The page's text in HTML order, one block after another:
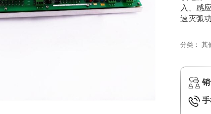
入、感
速灭弧
分类： 其
手